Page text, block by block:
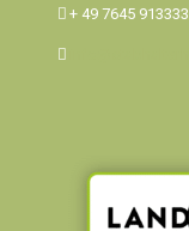
+ 49 7645 913333